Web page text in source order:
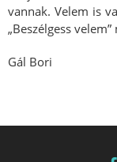
vannak. Velem is
„Beszélgess
Gál Bori